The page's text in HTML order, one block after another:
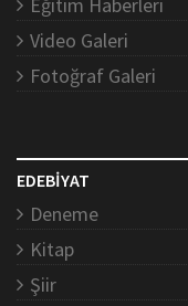
Eğitim Haberleri
Video Galeri
Fotoğraf Galeri
EDEBİYAT
Deneme
Kitap
Şiir